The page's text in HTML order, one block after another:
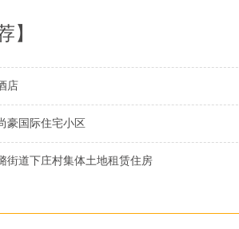
】
店
豪国际住宅小区
街道下庄村集体土地租赁住房